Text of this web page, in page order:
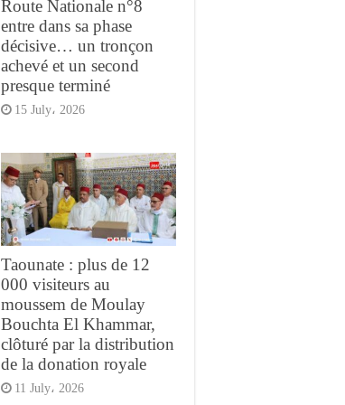
Route Nationale n°8
entre dans sa phase
décisive… un tronçon
achevé et un second
presque terminé
15 July، 2026
Taounate : plus de 12
000 visiteurs au
moussem de Moulay
Bouchta El Khammar,
clôturé par la distribution
de la donation royale
11 July، 2026